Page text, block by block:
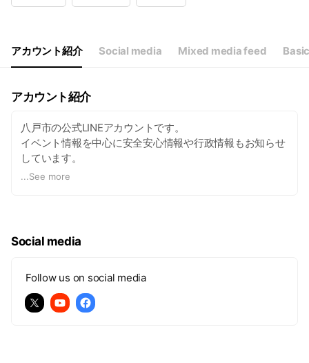
アカウント紹介 Social media Mixed media feed
アカウント紹介
八戸市の公式LINEアカウントです。
イベント情報を中心に安全安心情報や行政情報もお知らせ
しています。
...See more
Social media
Follow us on social media